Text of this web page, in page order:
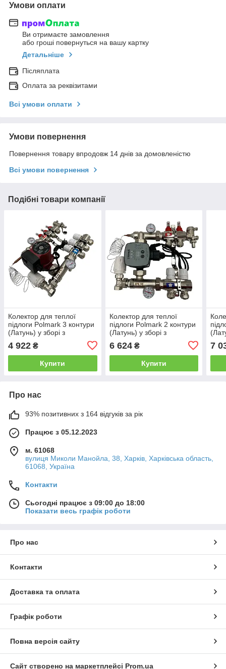
Умови оплати
Ви отримаєте замовлення
або гроші повернуться на вашу картку
Детальніше
Післяплата
Оплата за реквізитами
Всі умови оплати
Умови повернення
Повернення товару впродовж 14 днів за домовленістю
Всі умови повернення
Подібні товари компанії
Колектор для теплої
підлоги Polmark 3 контури
(Латунь) у зборі з
циркуляційним насосом
Польща
4 922 ₴
Купити
Колектор для теплої
підлоги Polmark 2 контури
(Латунь) у зборі з
частотним циркуляційним
насосом Польща
6 624₴
Купити
7
Про нас
93% позитивних з 164 відгуків за рік
Працює з 05.12.2023
м. 61068
вулиця Миколи Манойла, 38, Харків, Харківська область,
61068, Україна
Контакти
Сьогодні працює з 09:00 до 18:00
Показати весь графік роботи
Про нас
Контакти
Доставка та оплата
Графік роботи
Повна версія сайту
Сайт створено на маркетплейсі Prom.ua